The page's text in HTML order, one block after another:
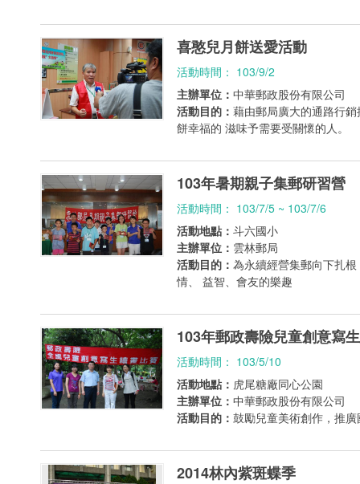
喜憨兒月餅送愛活動
活動時間： 103/9/2
主辦單位： 中華郵政股份有限公司
活動目的： 藉由郵局廣大的通路行
餅幸福的 滋味予需要受關懷的人。
103年暑期親子集郵研習營
活動時間： 103/7/5 ~ 103/7/6
活動地點： 斗六國小
主辦單位： 雲林郵局
活動目的： 為永續經營集郵向下扎
情、 益智、會友的樂趣
103年郵政壽險兒童創意寫
活動時間： 103/5/10
活動地點： 虎尾糖廠同心公園
主辦單位： 中華郵政股份有限公司
活動目的： 鼓勵兒童美術創作，推
2014林內紫斑蝶季